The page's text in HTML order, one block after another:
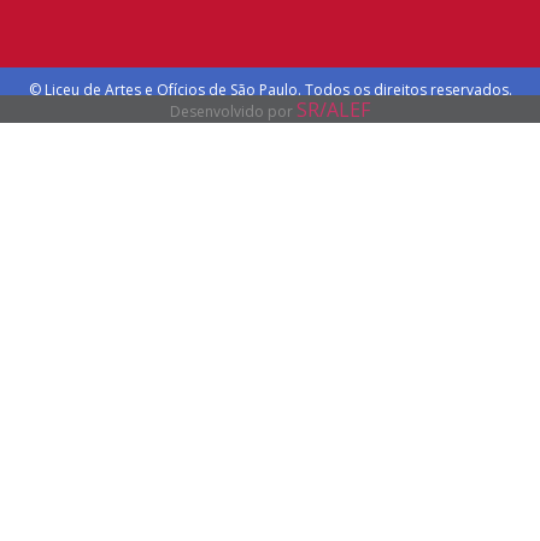
© Liceu de Artes e Ofícios de São Paulo. Todos os direitos reservados.
Desenvolvido por SR/ALEF